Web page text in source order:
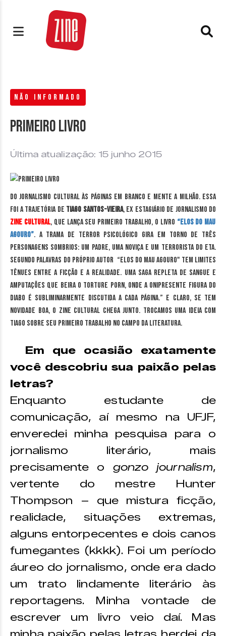
NÃO INFORMADO
Primeiro livro
Última atualização: 15 junho 2015
Do jornalismo cultural às páginas em branco e mente a milhão. Essa
foi a trajetória de Tiago Santos-Vieira, ex estagiário de jornalismo do
Zine Cultural, que lança seu primeiro trabalho, o livro “Elos do Mau
Agouro”. A trama de terror psicológico gira em torno de três
personagens sombrios: um padre, uma noviça e um terrorista do ETA.
Segundo palavras do próprio autor “Elos do Mau Agouro" tem limites
tênues entre a ficção e a realidade. Uma saga repleta de sangue e
amputações que beira o torture porn, onde a onipresente figura do
Diabo é subliminarmente discutida a cada página.” E claro, se tem
novidade boa, o Zine Cultural chega junto. Trocamos uma ideia com
Tiago sobre seu primeiro trabalho no campo da literatura.
Em que ocasião exatamente
você descobriu sua paixão pelas
letras?
Enquanto estudante de
comunicação, aí mesmo na UFJF,
enveredei minha pesquisa para o
jornalismo literário, mais
precisamente o gonzo journalism,
vertente do mestre Hunter
Thompson – que mistura ficção,
realidade, situações extremas,
alguns entorpecentes e dois canos
fumegantes (kkkk). Foi um período
áureo do jornalismo, onde era dado
um trato lindamente literário às
reportagens. Minha vontade de
escrever um livro veio daí. Mas